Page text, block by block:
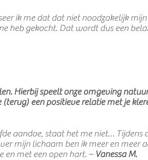
ik me dat dat niet noodzakelijk mijn
heb gekocht. Dat wordt dus een
Hierbij speelt onze omgeving
een positieve relatie met je
aandoe, staat het me niet… Tijdens
mijn lichaam ben ik meer en meer
en met een open hart. –Vanessa M.